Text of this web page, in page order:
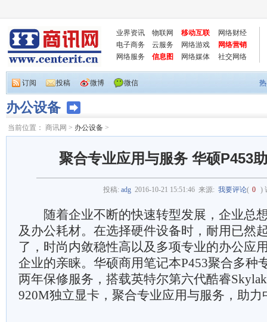
业界资讯 物联网 移动互联
网络财经
电子商务
云服务 网络游戏
网络营销
网络服务
信息图 网络媒体 社交网络
订阅 投稿 微博 微信
办公设备
当前位置： 商讯网 > 办公设备 >
聚合专业应用与服务 华硕P453
投稿: adg 2016-10-21 15:51:46 来源: 我要评论( 0 )
随着企业不断的快速转型发展，企业总
及办公耗材。在选择硬件设备时，耐用已然
了，时尚内敛稳性高以及多项专业的办公应
企业的亲睐。华硕商用笔记本P453聚合多种
两年保修服务，搭载英特尔第六代酷睿
920M独立显卡，聚合专业应用与服务，助